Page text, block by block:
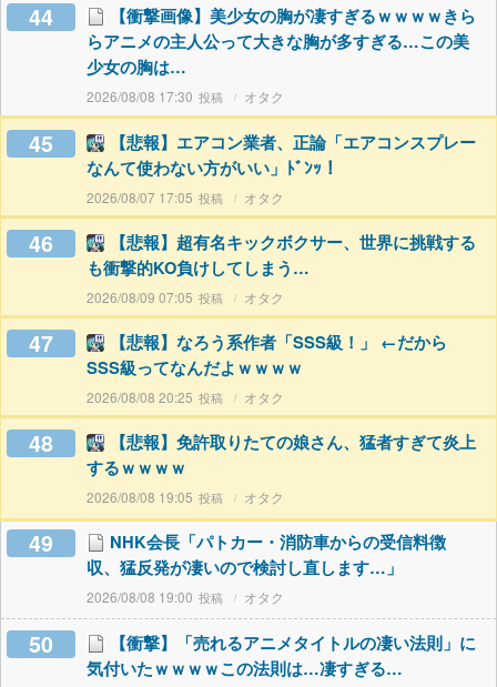
44
【衝撃画像】美少女の胸が凄すぎるｗｗｗｗきら
らアニメの主人公って大きな胸が多すぎる…この美
少女の胸は…
2026/08/08 17:30 オタク
45
【悲報】エアコン業者、正論「エアコンスプレー
なんて使わない方がいい」ﾄﾞﾝｯ！
2026/08/07 17:05 オタク
46
【悲報】超有名キックボクサー、世界に挑戦する
も衝撃的KO負けしてしまう…
2026/08/09 07:05 オタク
47
【悲報】なろう系作者「SSS級！」 ←だから
SSS級ってなんだよｗｗｗｗ
2026/08/08 20:25 オタク
48
【悲報】免許取りたての娘さん、猛者すぎて炎上
するｗｗｗｗ
2026/08/08 19:05 オタク
49
NHK会長「パトカー・消防車からの受信料徴
収、猛反発が凄いので検討し直します…」
2026/08/08 19:00 オタク
50
【衝撃】「売れるアニメタイトルの凄い法則」に
気付いたｗｗｗｗこの法則は…凄すぎる…